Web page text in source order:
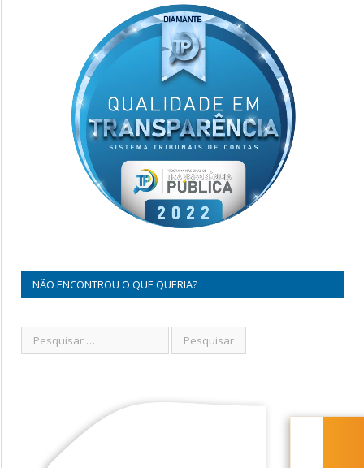
NÃO ENCONTROU O QUE QUERIA?